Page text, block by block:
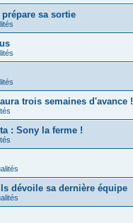
sa sortie
trois semaines d'avance !
: Sony la ferme !
dévoile sa dernière équipe